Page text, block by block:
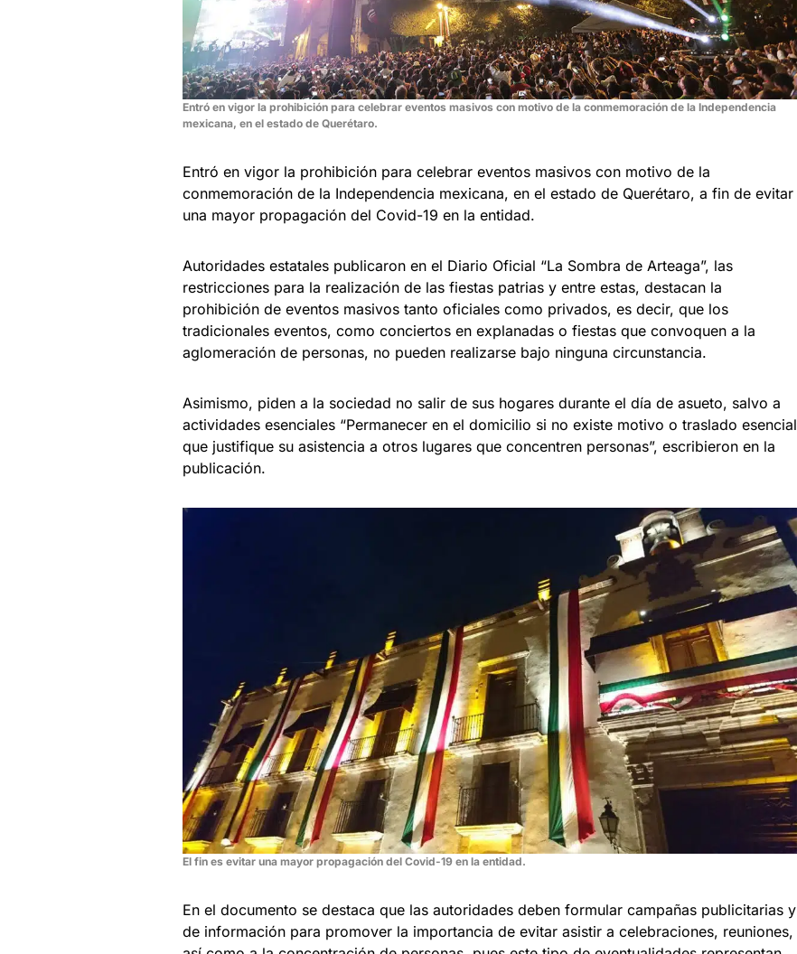
Entró en vigor la prohibición para celebrar eventos masivos con motivo de la conmemoración de la Independencia
mexicana, en el estado de Querétaro.
Entró en vigor la prohibición para celebrar eventos masivos con motivo de la
conmemoración de la Independencia mexicana, en el estado de Querétaro, a fin de evitar
una mayor propagación del Covid-19 en la entidad.
Autoridades estatales publicaron en el Diario Oficial “La Sombra de Arteaga”, las
restricciones para la realización de las fiestas patrias y entre estas, destacan la
prohibición de eventos masivos tanto oficiales como privados, es decir, que los
tradicionales eventos, como conciertos en explanadas o fiestas que convoquen a la
aglomeración de personas, no pueden realizarse bajo ninguna circunstancia.
Asimismo, piden a la sociedad no salir de sus hogares durante el día de asueto, salvo a
actividades esenciales “Permanecer en el domicilio si no existe motivo o traslado esencial
que justifique su asistencia a otros lugares que concentren personas”, escribieron en la
publicación.
El fin es evitar una mayor propagación del Covid-19 en la entidad.
En el documento se destaca que las autoridades deben formular campañas publicitarias y
de información para promover la importancia de evitar asistir a celebraciones, reuniones,